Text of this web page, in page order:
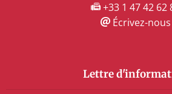
+33 1 47 42 62
Écrivez-nous
Lettre